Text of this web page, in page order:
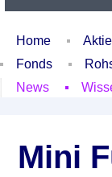
Home
Fonds
News
Mini